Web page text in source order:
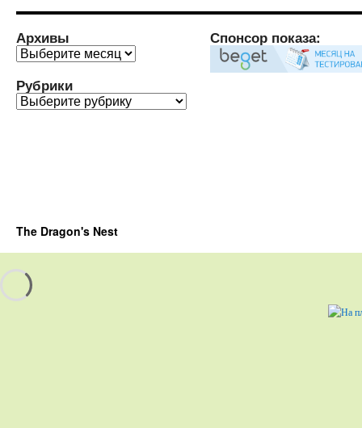
Архивы
Архивы
Рубрики
Рубрики
Спонсор показа:
The Dragon's Nest